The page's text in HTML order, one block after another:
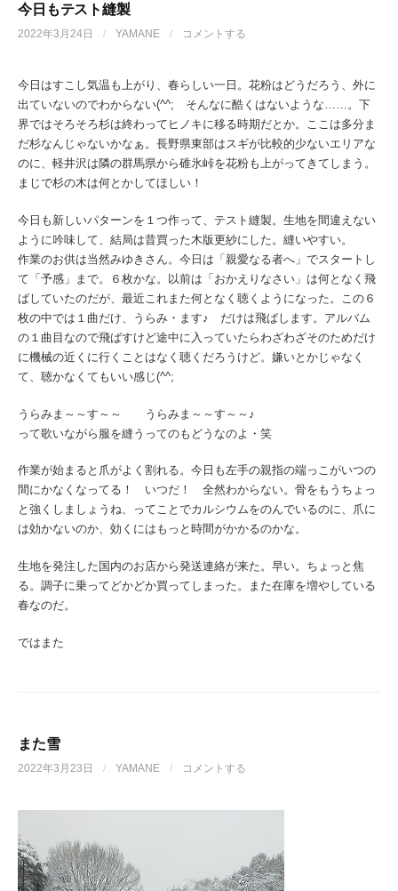
今日もテスト縫製
2022年3月24日 / YAMANE / コメントする
今日はすこし気温も上がり、春らしい一日。花粉はどうだろう、外に
出ていないのでわからない(^^; そんなに酷くはないような……。下
界ではそろそろ杉は終わってヒノキに移る時期だとか。ここは多分ま
だ杉なんじゃないかなぁ。長野県東部はスギが比較的少ないエリアな
のに、軽井沢は隣の群馬県から碓氷峠を花粉も上がってきてしまう。
まじで杉の木は何とかしてほしい！
今日も新しいパターンを１つ作って、テスト縫製。生地を間違えない
ように吟味して、結局は昔買った木版更紗にした。縫いやすい。
作業のお供は当然みゆきさん。今日は「親愛なる者へ」でスタートし
て「予感」まで。６枚かな。以前は「おかえりなさい」は何となく飛
ばしていたのだが、最近これまた何となく聴くようになった。この６
枚の中では１曲だけ、うらみ・ます♪ だけは飛ばします。アルバム
の１曲目なので飛ばすけど途中に入っていたらわざわざそのためだけ
に機械の近くに行くことはなく聴くだろうけど。嫌いとかじゃなく
て、聴かなくてもいい感じ(^^;
うらみま～～す～～ うらみま～～す～～♪
って歌いながら服を縫うってのもどうなのよ・笑
作業が始まると爪がよく割れる。今日も左手の親指の端っこがいつの
間にかなくなってる！ いつだ！ 全然わからない。骨をもうちょっ
と強くしましょうね、ってことでカルシウムをのんでいるのに、爪に
は効かないのか、効くにはもっと時間がかかるのかな。
生地を発注した国内のお店から発送連絡が来た。早い。ちょっと焦
る。調子に乗ってどかどか買ってしまった。また在庫を増やしている
春なのだ。
ではまた
また雪
2022年3月23日 / YAMANE / コメントする